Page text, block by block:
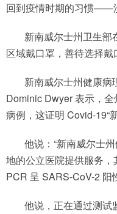
回到疫情时期的习惯——
新南威尔士州卫生部
区域戴口罩，善待选择戴
新南威尔士州健康病
Dominic Dwyer 表示，
病例，这证明 Covid-19“
他说：“新南威尔士
地的公立医院提供服务
PCR 呈 SARS-CoV-2 阳
他说，正在通过测试